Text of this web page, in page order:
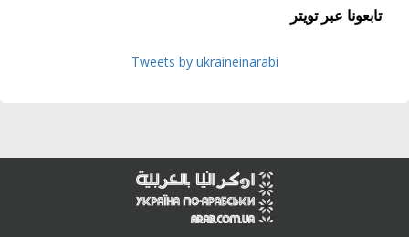
تابعونا عبر تويتر
Tweets by ukraineinarabi